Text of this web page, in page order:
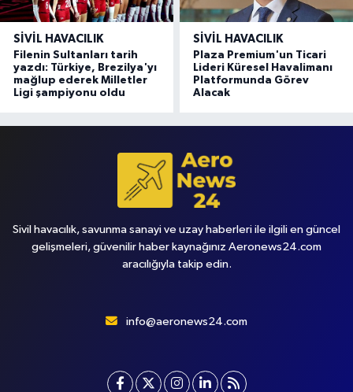
SIVIL HAVACILIK
Filenin Sultanları tarih
yazdı: Türkiye, Brezilya'yı
mağlup ederek Milletler
Ligi şampiyonu oldu
SIVIL HAVACILIK
Plaza Premium'un Ticari
Lideri Küresel Havalimanı
Platformunda Görev
Alacak
Sivil havacılık, savunma sanayi ve uzay haberleri ile ilgili en güncel
gelişmeleri, güvenilir haber kaynağınız Aeronews24.com
aracılığıyla takip edin.
info@aeronews24.com